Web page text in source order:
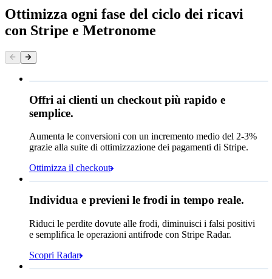
Ottimizza ogni fase del ciclo dei ricavi
con Stripe e Metronome
Informazioni di contatto
Email
Metodo di pagamento
Cash App Pay
Affirm
Criptovaluta
Offri ai clienti un checkout più rapido e
semplice.
Aumenta le conversioni con un incremento medio del 2-3%
grazie alla suite di ottimizzazione dei pagamenti di Stripe.
Ottimizza il checkout
Prestazioni regole
Individua e previeni le frodi in tempo reale.
Riduci le perdite dovute alle frodi, diminuisci i falsi positivi
e semplifica le operazioni antifrode con Stripe Radar.
Scopri RadarPaga Queried
220,02 CHF
Codice postale
98104
Aliquota dell'imposta